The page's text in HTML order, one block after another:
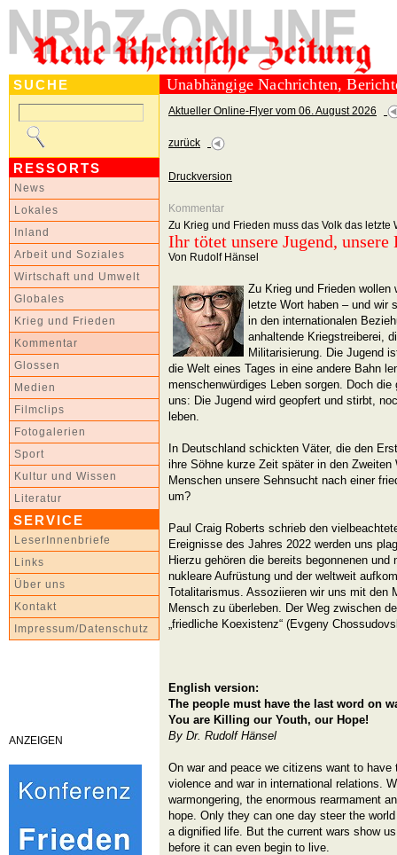
SUCHE
RESSORTS
News
Lokales
Inland
Arbeit und Soziales
Wirtschaft und Umwelt
Globales
Krieg und Frieden
Kommentar
Glossen
Medien
Filmclips
Fotogalerien
Sport
Kultur und Wissen
Literatur
SERVICE
LeserInnenbriefe
Links
Über uns
Kontakt
Impressum/Datenschutz
ANZEIGEN
Unabhängige Nachrichten,
Aktueller Online-Flyer vom 06. August 2026
zurück
Druckversion
Kommentar
Zu Krieg und Frieden muss das Volk das letzte
Ihr tötet unsere Jugend,
Von Rudolf Hänsel
Zu Krieg und Frieden wollen
letzte Wort haben – und wir
in den internationalen
anhaltende Kriegstreiberei,
Militarisierung. Die Jugend
die Welt eines Tages in eine andere Bahn
menschenwürdiges Leben sorgen. Doch die
uns: Die Jugend wird geopfert und stirbt,
leben.
In Deutschland schickten Väter, die den
ihre Söhne kurze Zeit später in den
Menschen unsere Sehnsucht nach einer
um?
Paul Craig Roberts schrieb den
Ereignisse des Jahres 2022 werden uns
Hierzu gehören die bereits begonnenen und
nukleare Aufrüstung und der weltweit
Totalitarismus. Assoziieren wir uns mit den
Mensch zu überleben. Der Weg zwischen
„friedliche Koexistenz“ (Evgeny
English version:
The people must have the last word on
You are Killing our Youth, our Hope!
By Dr. Rudolf Hänsel
On war and peace we citizens want to
violence and war in international relations.
warmongering, the enormous rearmament
hope. Only they can one day steer the
a dignified life. But the current wars show
before it can even begin to live.